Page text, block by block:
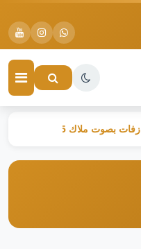
زفات بصوت ملاك 2025